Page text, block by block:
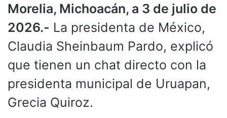
Morelia, Michoacán, a 3 de julio de
2026.- La presidenta de México,
Claudia Sheinbaum Pardo, explicó
que tienen un chat directo con la
presidenta municipal de Uruapan,
Grecia Quiroz.